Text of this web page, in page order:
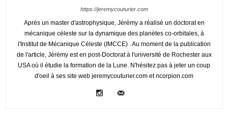
https://jeremycouturier.com
Après un master d'astrophysique, Jérémy a réalisé un doctorat en
mécanique céleste sur la dynamique des planètes co-orbitales, à
l'Institut de Mécanique Céleste (IMCCE) . Au moment de la publication
de l'article, Jérémy est en post-Doctorat à l'université de Rochester aux
USA où il étudie la formation de la Lune. N'hésitez pas à jeter un coup
d'oeil à ses site web jeremycouturier.com et ncorpion.com